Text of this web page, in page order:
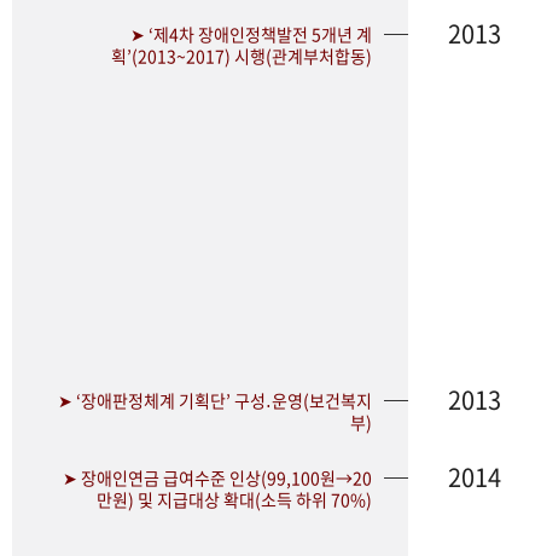
➤ ‘제4차 장애인정책발전 5개년 계
획’(2013~2017) 시행(관계부처합동)
2013
➤ ‘장애판정체계 기획단’ 구성․운영(보건복지
부)
2013
➤ 장애인연금 급여수준 인상(99,100원→20
만원) 및 지급대상 확대(소득 하위 70%)
2014